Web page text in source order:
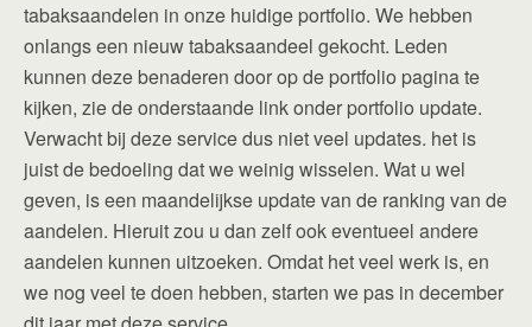
tabaksaandelen in onze huidige portfolio. We hebben
onlangs een nieuw tabaksaandeel gekocht. Leden
kunnen deze benaderen door op de portfolio pagina te
kijken, zie de onderstaande link onder portfolio update.
Verwacht bij deze service dus niet veel updates. het is
juist de bedoeling dat we weinig wisselen. Wat u wel
geven, is een maandelijkse update van de ranking van de
aandelen. Hieruit zou u dan zelf ook eventueel andere
aandelen kunnen uitzoeken. Omdat het veel werk is, en
we nog veel te doen hebben, starten we pas in december